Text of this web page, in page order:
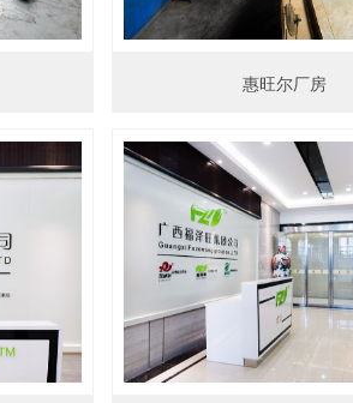
惠旺尔厂房